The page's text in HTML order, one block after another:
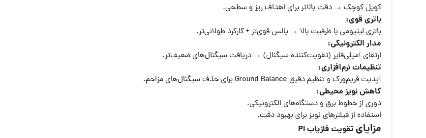
کویل کوچک → دقت بالاتر برای اهداف ریز و سطحی.
باتری قوی:
باتری لیتیومی با ظرفیت بالا → پالس قوی‌تر + کارکرد طولانی‌تر.
مدار الکترونیکی:
ارتقای آمپلی‌فایر (تقویت‌کننده سیگنال) → دریافت سیگنال‌های ضعیف‌تر.
تنظیمات نرم‌افزاری:
آپدیت فریم‌ورک و تنظیم دقیق Ground Balance برای حذف سیگنال‌های مزاحم.
کاهش نویز محیطی:
دوری از خطوط برق و دستگاه‌های الکترونیکی.
استفاده از فیلترهای نویز برای بهبود دقت.
مزایای تقویت فلزیاب PI